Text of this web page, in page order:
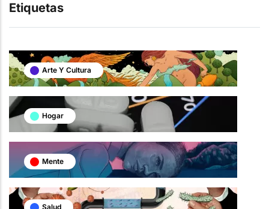
Etiquetas
Arte Y Cultura
Hogar
Mente
Salud